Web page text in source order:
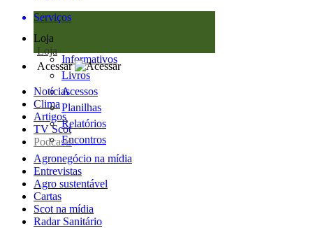
Serviços
Loja
Loja
Informativos
Livros
Acessos
Planilhas
Relatórios
Encontros
Acessar
Notícias
Clima
Artigos
TV Scot
Podcasts
Agronegócio na mídia
Entrevistas
Agro sustentável
Cartas
Scot na mídia
Radar Sanitário